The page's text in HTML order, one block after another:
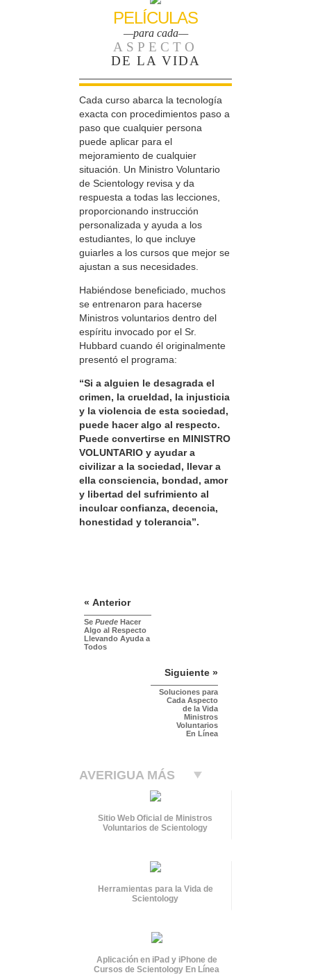
PELÍCULAS
—para cada—
ASPECTO
DE LA VIDA
Cada curso abarca la tecnología
exacta con procedimientos paso a
paso que cualquier persona
puede aplicar para el
mejoramiento de cualquier
situación. Un Ministro Voluntario
de Scientology revisa y da
respuesta a todas las lecciones,
proporcionando instrucción
personalizada y ayuda a los
estudiantes, lo que incluye
guiarles a los cursos que mejor se
ajustan a sus necesidades.
Habiéndose beneficiado, muchos
se entrenaron para hacerse
Ministros voluntarios dentro del
espíritu invocado por el Sr.
Hubbard cuando él originalmente
presentó el programa:
“Si a alguien le desagrada el
crimen, la crueldad, la injusticia
y la violencia de esta sociedad,
puede hacer algo al respecto.
Puede convertirse en MINISTRO
VOLUNTARIO y ayudar a
civilizar a la sociedad, llevar a
ella consciencia, bondad, amor
y libertad del sufrimiento al
inculcar confianza, decencia,
honestidad y tolerancia”.
« Anterior
Se Puede Hacer
Algo al Respecto
Llevando Ayuda a
Todos
Siguiente »
Soluciones para
Cada Aspecto
de la Vida
Ministros
Voluntarios
En Línea
AVERIGUA MÁS
Sitio Web Oficial de Ministros
Voluntarios de Scientology
Herramientas para la Vida de
Scientology
Aplicación en iPad y iPhone de
Cursos de Scientology En Línea